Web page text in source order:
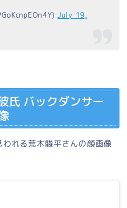
July 19,
氏 バックダンサー
れる荒木駿平さんの顔画像